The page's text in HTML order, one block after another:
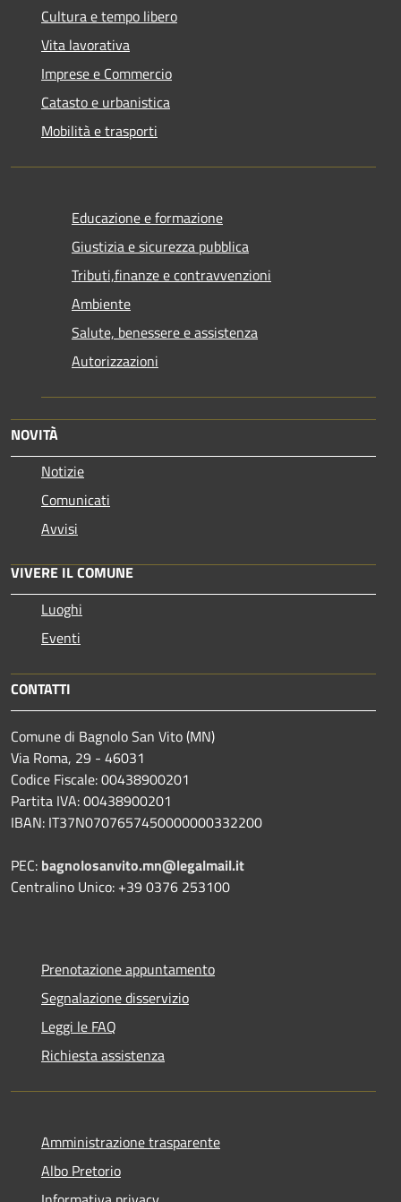
Cultura e tempo libero
Vita lavorativa
Imprese e Commercio
Catasto e urbanistica
Mobilità e trasporti
Educazione e formazione
Giustizia e sicurezza pubblica
Tributi,finanze e contravvenzioni
Ambiente
Salute, benessere e assistenza
Autorizzazioni
NOVITÀ
Notizie
Comunicati
Avvisi
VIVERE IL COMUNE
Luoghi
Eventi
CONTATTI
Comune di Bagnolo San Vito (MN)
Via Roma, 29 - 46031
Codice Fiscale: 00438900201
Partita IVA: 00438900201
IBAN: IT37N0707657450000000332200
PEC: bagnolosanvito.mn@legalmail.it
Centralino Unico: +39 0376 253100
Prenotazione appuntamento
Segnalazione disservizio
Leggi le FAQ
Richiesta assistenza
Amministrazione trasparente
Albo Pretorio